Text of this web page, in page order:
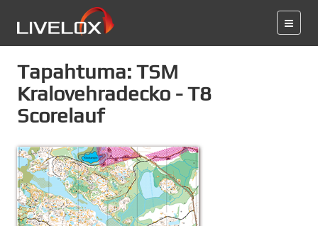
Tapahtuma: TSM
Kralovehradecko - T8
Scorelauf